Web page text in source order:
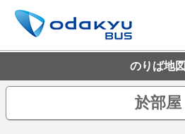
のりば地図
於部屋